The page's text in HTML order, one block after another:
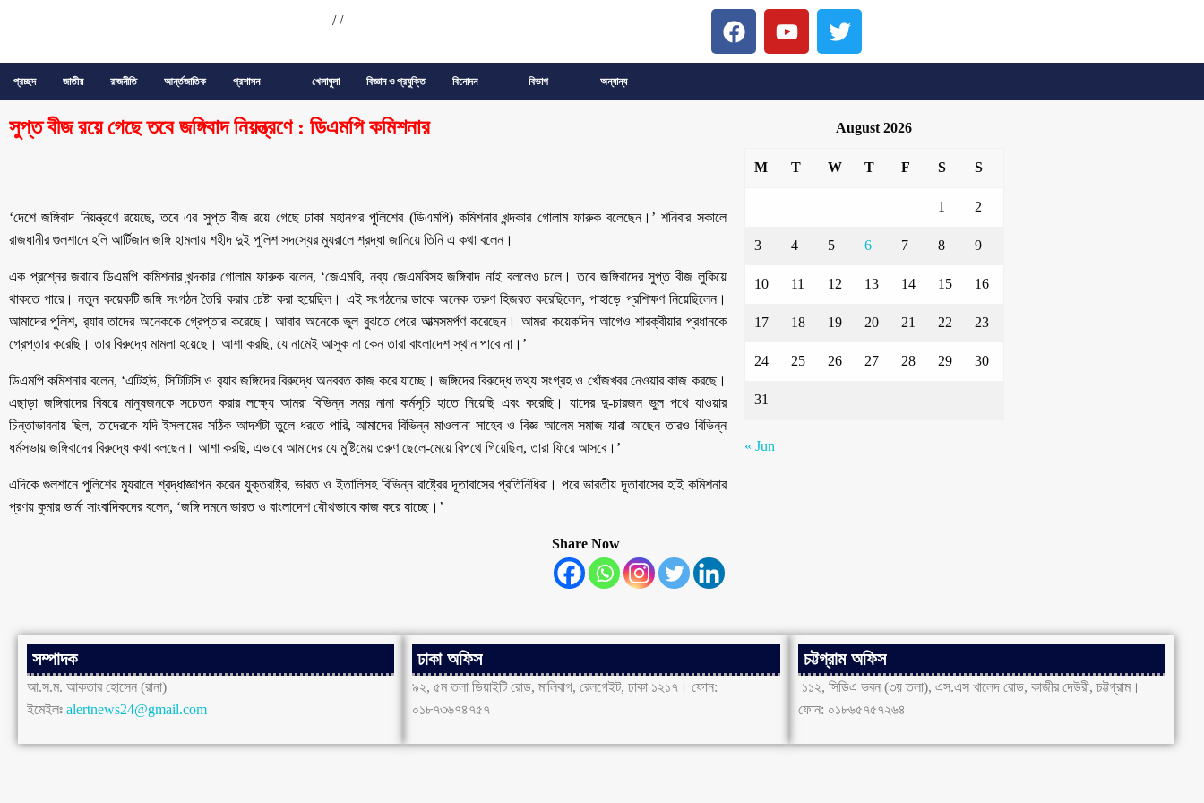
//
প্রচ্ছদ জাতীয় রাজনীতি আর্ন্তজাতিক প্রশাসন খেলাধুলা বিজ্ঞান ও প্রযুক্তি বিনোদন বিভাগ অন্যান্য
সুপ্ত বীজ রয়ে গেছে তবে জঙ্গিবাদ নিয়ন্ত্রণে : ডিএমপি কমিশনার
‘দেশে জঙ্গিবাদ নিয়ন্ত্রণে রয়েছে, তবে এর সুপ্ত বীজ রয়ে গেছে ঢাকা মহানগর পুলিশের (ডিএমপি) কমিশনার খন্দকার গোলাম ফারুক বলেছেন।’ শনিবার সকালে
রাজধানীর গুলশানে হলি আর্টিজান জঙ্গি হামলায় শহীদ দুই পুলিশ সদস্যের ম্যুরালে শ্রদ্ধা জানিয়ে তিনি এ কথা বলেন।
এক প্রশ্নের জবাবে ডিএমপি কমিশনার খন্দকার গোলাম ফারুক বলেন, ‘জেএমবি, নব্য জেএমবিসহ জঙ্গিবাদ নাই বললেও চলে। তবে জঙ্গিবাদের সুপ্ত বীজ লুকিয়ে
থাকতে পারে। নতুন কয়েকটি জঙ্গি সংগঠন তৈরি করার চেষ্টা করা হয়েছিল। এই সংগঠনের ডাকে অনেক তরুণ হিজরত করেছিলেন, পাহাড়ে প্রশিক্ষণ নিয়েছিলেন।
আমাদের পুলিশ, র‍্যাব তাদের অনেককে গ্রেপ্তার করেছে। আবার অনেকে ভুল বুঝতে পেরে আত্মসমর্পণ করেছেন। আমরা কয়েকদিন আগেও শারক্বীয়ার প্রধানকে
গ্রেপ্তার করেছি। তার বিরুদ্ধে মামলা হয়েছে। আশা করছি, যে নামেই আসুক না কেন তারা বাংলাদেশ স্থান পাবে না।’
ডিএমপি কমিশনার বলেন, ‘এটিইউ, সিটিটিসি ও র‍্যাব জঙ্গিদের বিরুদ্ধে অনবরত কাজ করে যাচ্ছে। জঙ্গিদের বিরুদ্ধে তথ্য সংগ্রহ ও খোঁজখবর নেওয়ার কাজ করছে।
এছাড়া জঙ্গিবাদের বিষয়ে মানুষজনকে সচেতন করার লক্ষ্যে আমরা বিভিন্ন সময় নানা কর্মসূচি হাতে নিয়েছি এবং করেছি। যাদের দু-চারজন ভুল পথে যাওয়ার
চিন্তাভাবনায় ছিল, তাদেরকে যদি ইসলামের সঠিক আদর্শটা তুলে ধরতে পারি, আমাদের বিভিন্ন মাওলানা সাহেব ও বিজ্ঞ আলেম সমাজ যারা আছেন তারও বিভিন্ন
ধর্মসভায় জঙ্গিবাদের বিরুদ্ধে কথা বলছেন। আশা করছি, এভাবে আমাদের যে মুষ্টিমেয় তরুণ ছেলে-মেয়ে বিপথে গিয়েছিল, তারা ফিরে আসবে।’
এদিকে গুলশানে পুলিশের ম্যুরালে শ্রদ্ধাজ্ঞাপন করেন যুক্তরাষ্ট্র, ভারত ও ইতালিসহ বিভিন্ন রাষ্ট্রের দূতাবাসের প্রতিনিধিরা। পরে ভারতীয় দূতাবাসের হাই কমিশনার
প্রণয় কুমার ভার্মা সাংবাদিকদের বলেন, ‘জঙ্গি দমনে ভারত ও বাংলাদেশ যৌথভাবে কাজ করে যাচ্ছে।’
Share Now
August 2026
M T W T F S S
1 2
3 4 5 6 7 8 9
10 11 12 13 14 15 16
17 18 19 20 21 22 23
24 25 26 27 28 29 30
31
« Jun
সম্পাদক
আ.স.ম. আকতার হোসেন (রানা)
ইমেইলঃ alertnews24@gmail.com
ঢাকা অফিস
৯২, ৫ম তলা ডিয়াইটি রোড, মালিবাগ, রেলগেইট, ঢাকা ১২১৭। ফোন:
০১৮৭৩৬৭৪৭৫৭
চট্টগ্রাম অফিস
১১২, সিডিএ ভবন (৩য় তলা), এস.এস খালেদ রোড, কাজীর দেউরী, চট্টগ্রাম।
ফোন: ০১৮৬৫৭৫৭২৬৪